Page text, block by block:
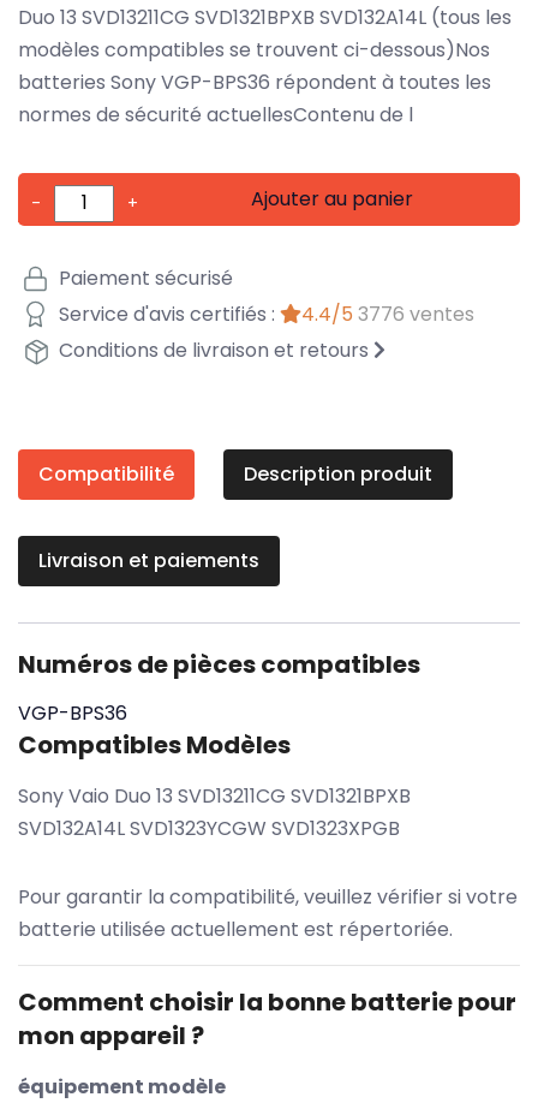
Duo 13 SVD13211CG SVD1321BPXB SVD132A14L (tous les
modèles compatibles se trouvent ci-dessous)Nos
batteries Sony VGP-BPS36 répondent à toutes les
normes de sécurité actuellesContenu de l
- + Ajouter au panier
Paiement sécurisé
Service d'avis certifiés :
4.4/5 3776 ventes
Conditions de livraison et retours
Compatibilité Description produit
Livraison et paiements
Numéros de pièces compatibles
VGP-BPS36
Compatibles Modèles
Sony Vaio Duo 13 SVD13211CG SVD1321BPXB
SVD132A14L SVD1323YCGW SVD1323XPGB
Pour garantir la compatibilité, veuillez vérifier si votre
batterie utilisée actuellement est répertoriée.
Comment choisir la bonne batterie pour
mon appareil ?
équipement modèle